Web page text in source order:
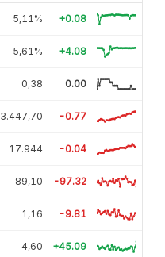
5,11% +0.08
5,61% +4.08
0,38 0.00
3.447,70 -0.77
17.944 -0.04
89,10 -97.32
1,16 -9.81
4,60 +45.09